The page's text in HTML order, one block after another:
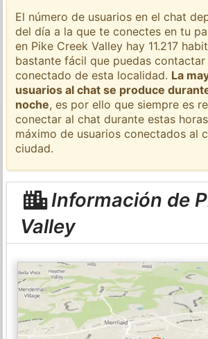
El número de usuarios en el chat
del día a la que te conectes en tu
en Pike Creek Valley hay 11.217
bastante fácil que puedas contactar
conectado de esta localidad. La
usuarios al chat se produce
noche, es por ello que siempre es
conectar al chat durante estas
máximo de usuarios conectados al
ciudad.
Información de
Valley